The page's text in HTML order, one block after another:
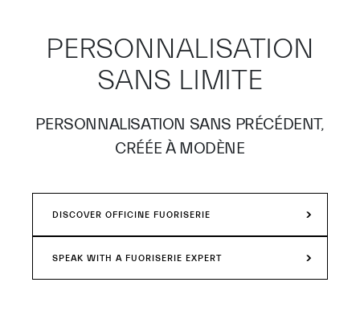
PERSONNALISATION
SANS LIMITE
PERSONNALISATION SANS PRÉCÉDENT,
CRÉÉE À MODÈNE
DISCOVER OFFICINE FUORISERIE
SPEAK WITH A FUORISERIE EXPERT